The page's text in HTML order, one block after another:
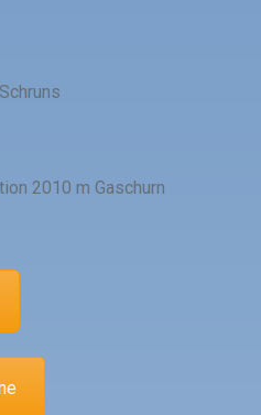
2010 m Gaschurn